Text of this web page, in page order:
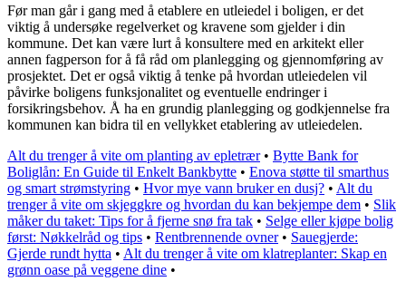
Før man går i gang med å etablere en utleiedel i boligen, er det
viktig å undersøke regelverket og kravene som gjelder i din
kommune. Det kan være lurt å konsultere med en arkitekt eller
annen fagperson for å få råd om planlegging og gjennomføring av
prosjektet. Det er også viktig å tenke på hvordan utleiedelen vil
påvirke boligens funksjonalitet og eventuelle endringer i
forsikringsbehov. Å ha en grundig planlegging og godkjennelse fra
kommunen kan bidra til en vellykket etablering av utleiedelen.
Alt du trenger å vite om planting av epletrær• Bytte Bank for
Boliglån: En Guide til Enkelt Bankbytte • Enova støtte til smarthus
og smart strømstyring • Hvor mye vann bruker en dusj? • Alt du
trenger å vite om skjeggkre og hvordan du kan bekjempe dem • Slik
måker du taket: Tips for å fjerne snø fra tak • Selge eller kjøpe bolig
først: Nøkkelråd og tips • Rentbrennende ovner• Sauegjerde:
Gjerde rundt hytta • Alt du trenger å vite om klatreplanter: Skap en
grønn oase på veggene dine •